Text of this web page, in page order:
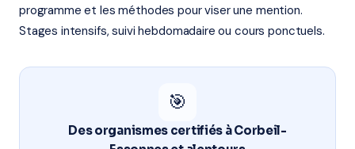
programme et les méthodes pour viser une mention.
Stages intensifs, suivi hebdomadaire ou cours ponctuels.
🎯
Des organismes certifiés à Corbeil-